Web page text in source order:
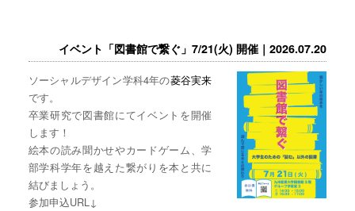
イベント「図書館で繋ぐ」7/21(火) 開催｜2026.07.20
ソーシャルデザイン学科4年の菱谷実来
です。
卒業研究で図書館にてイベントを開催
します！
絵本の読み聞かせやカードゲーム、学
部学科学年を越えた繋がりを本と共に
結びましょう。
参加申込URL↓